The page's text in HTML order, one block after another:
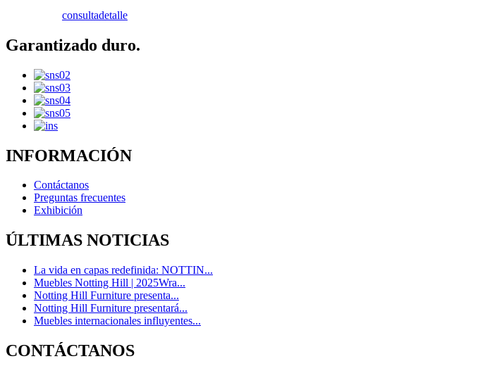
consultadetalle
Garantizado duro.
INFORMACIÓN
Contáctanos
Preguntas frecuentes
Exhibición
ÚLTIMAS NOTICIAS
La vida en capas redefinida: NOTTIN...
Muebles Notting Hill | 2025Wra...
Notting Hill Furniture presenta...
Notting Hill Furniture presentará...
Muebles internacionales influyentes...
CONTÁCTANOS